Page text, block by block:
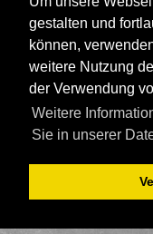
gestalten und
können,
weitere Nutzung
der Verwendung
Weitere
Sie in unserer